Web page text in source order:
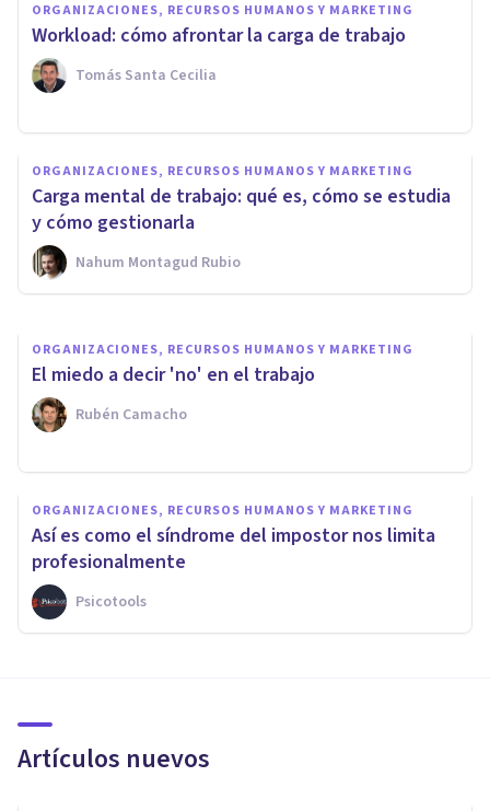
ORGANIZACIONES, RECURSOS HUMANOS Y MARKETING
Workload: cómo afrontar la carga de trabajo
Tomás Santa Cecilia
ORGANIZACIONES, RECURSOS HUMANOS Y MARKETING
Carga mental de trabajo: qué es, cómo se estudia
y cómo gestionarla
Nahum Montagud Rubio
Las 8 consecuencias del exceso
de trabajo: problemas de salud
física y mental
Arturo Torres
ORGANIZACIONES, RECURSOS HUMANOS Y MARKETING
El miedo a decir 'no' en el trabajo
Rubén Camacho
ORGANIZACIONES, RECURSOS HUMANOS Y MARKETING
Así es como el síndrome del impostor nos limita
profesionalmente
Psicotools
Artículos nuevos